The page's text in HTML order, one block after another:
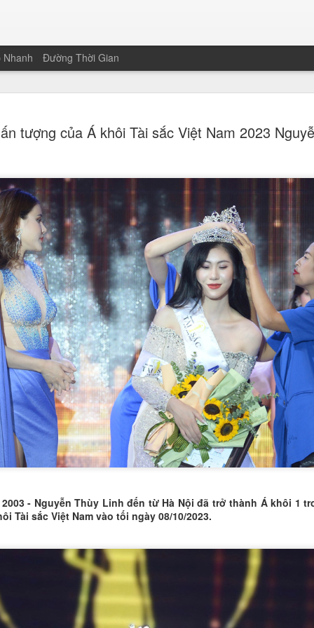
tượng của Á khôi Tài sắc Việt Nam 2023
- Nguyễn Thùy Linh đến từ Hà Nội đã trở thành Á khôi 1
Tài sắc Việt Nam vào tối ngày 08/10/2023.
Nhanh Đường Thời Gian
19
Hoa khôi
Vượt qua 221 thí sinh trên cả
sinh và sinh viên Trường Đại
chạm tay vào chiếc vương
của cuộc thi Nét đẹp Sinh viên
không chỉ nằm ở gương mặt
sảo của một thế hệ sinh viên
Màn ứng xử song ngữ "gây
Điểm nhấn giúp Thanh Xuân
trong vòng thi ứng xử. Với
chuẩn quốc tế, cô đã mang
thuyết phục về chủ đề: Hoạt
lá vì sức khỏe người tiêu dùng.
Trần Thị Thanh Hương
Á khôi 1 Hoa khôi
Duyên dáng Áo dài
Việt Nam 2025.
ĐỖ THỊ THU HUYỀN
– NỮ SINH 21 TUỔI
"ĐA NĂNG": VỪA LÀ
BTV TRUYỀN HÌNH,